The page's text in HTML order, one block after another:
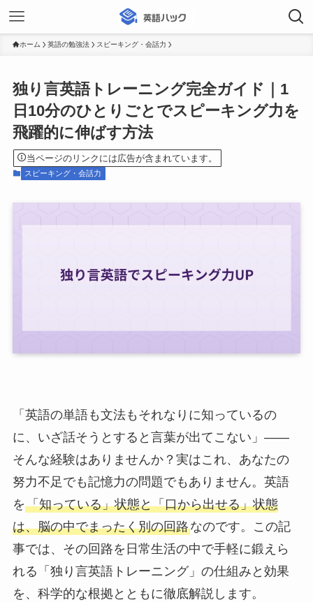
ホーム 英語の勉強法 スピーキング・会話力
独り言英語トレーニング完全ガイド｜1
日10分のひとりごとでスピーキング力を
飛躍的に伸ばす方法
当ページのリンクには広告が含まれています。
スピーキング・会話力
「英語の単語も文法もそれなりに知っているの
に、いざ話そうとすると言葉が出てこない」――
そんな経験はありませんか？実はこれ、あなたの
努力不足でも記憶力の問題でもありません。英語
を「知っている」状態と「口から出せる」状態
は、脳の中でまったく別の回路なのです。この記
事では、その回路を日常生活の中で手軽に鍛えら
れる「独り言英語トレーニング」の仕組みと効果
を、科学的な根拠とともに徹底解説します。